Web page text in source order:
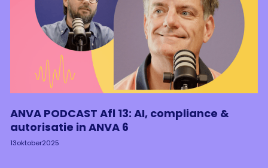
ANVA PODCAST Afl 13: AI, compliance &
autorisatie in ANVA 6
13oktober2025